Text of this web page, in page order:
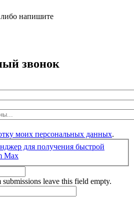
либо напишите
звонок
моих персональных данных.
для получения быстрой
Max
leave this field empty.